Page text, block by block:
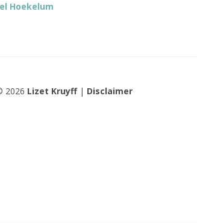
Hoekelum
2026 Lizet Kruyff| Disclaimer